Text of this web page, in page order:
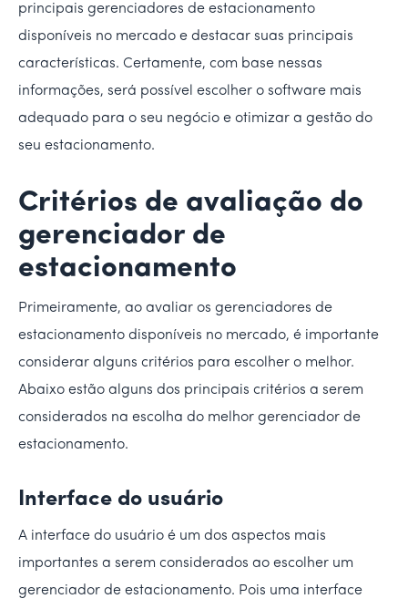
principais gerenciadores de estacionamento
disponíveis no mercado e destacar suas principais
características. Certamente, com base nessas
informações, será possível escolher o software mais
adequado para o seu negócio e otimizar a gestão do
seu estacionamento.
Critérios de avaliação do
gerenciador de
estacionamento
Primeiramente, ao avaliar os gerenciadores de
estacionamento disponíveis no mercado, é importante
considerar alguns critérios para escolher o melhor.
Abaixo estão alguns dos principais critérios a serem
considerados na escolha do melhor gerenciador de
estacionamento.
Interface do usuário
A interface do usuário é um dos aspectos mais
importantes a serem considerados ao escolher um
gerenciador de estacionamento. Pois uma interface